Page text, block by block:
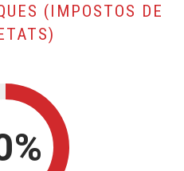
(IMPOSTOS DE